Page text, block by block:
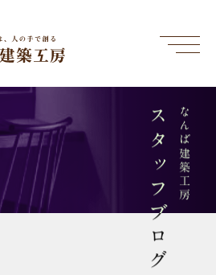
なんば建築工房
スタッフブログ